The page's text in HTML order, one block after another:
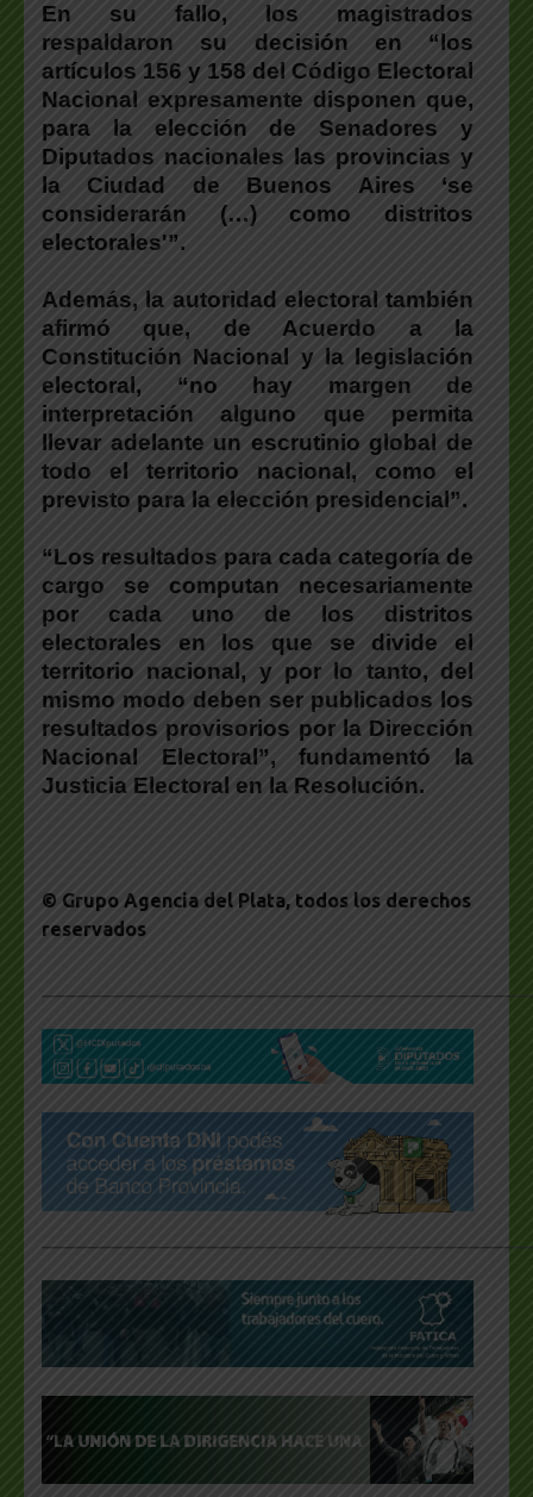
En su fallo, l os magistrados
respaldaron su decisión en “los
artículos 156 y 158 del Código Electoral
Nacional expresamente disponen que,
para la elección de Senadores y
Diputados nacionales las provincias y
la Ciudad de Buenos Aires ‘se
considerarán (…) como distritos
electorales'”.
Además, la autoridad electoral también
afirmó que, de Acuerdo a la
Constitución Nacional y la legislación
electoral, “no hay margen de
interpretación alguno que permita
llevar adelante un escrutinio global de
todo el territorio nacional, como el
previsto para la elección presidencial”.
“Los resultados para cada categoría de
cargo se computan necesariamente
por cada uno de los distritos
electorales en los que se divide el
territorio nacional, y por lo tanto, del
mismo modo deben ser publicados los
resultados provisorios por la Dirección
Nacional Electoral”, fundamentó la
Justicia Electoral en la Resolución.
© Grupo Agencia del Plata, todos los derechos
reservados